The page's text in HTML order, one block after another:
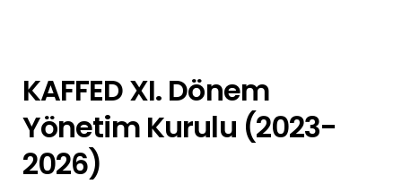
KAFFED XI. Dönem
Yönetim Kurulu (2023-
2026)